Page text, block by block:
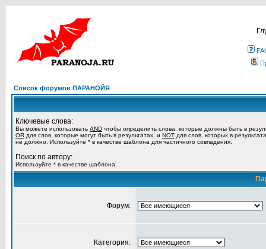
Список форумов ПАРАНОЙЯ
Ключевые слова:
Вы можете использовать AND чтобы определить слова, которые должны быть в
OR для слов, которые могут быть в результатах, и NOT для слов, которых в
не должно. Используйте * в качестве шаблона для частичного совпадения.
Поиск по автору:
Используйте * в качестве шаблона
Форум:
Категория: